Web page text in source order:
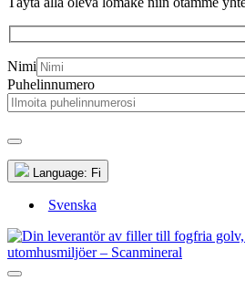
Nimi
Puhelinnumero
Language: Fi
Svenska